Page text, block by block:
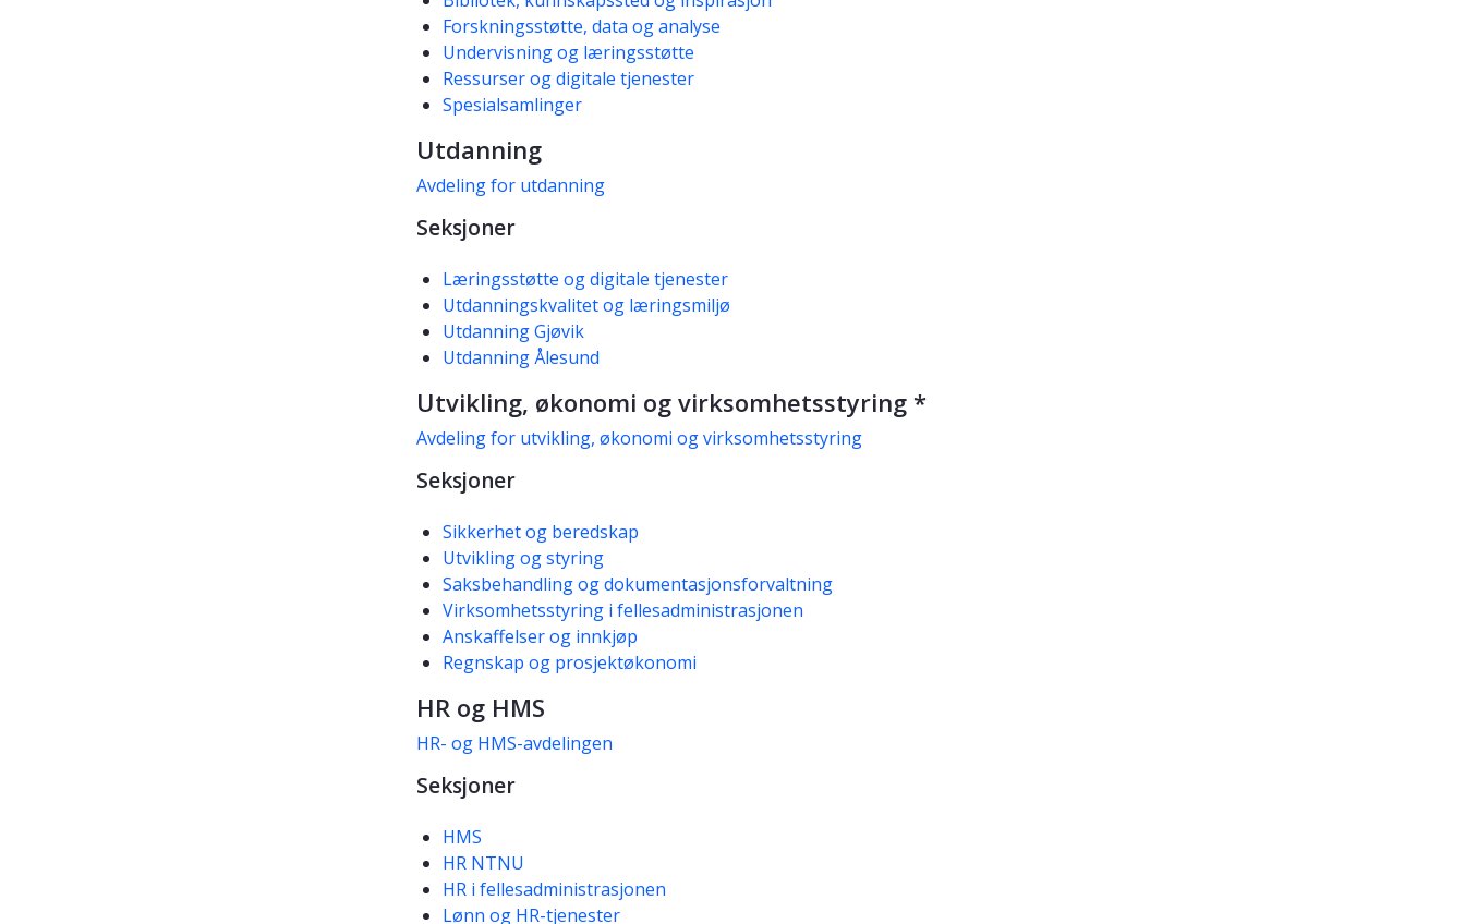
Forskningsstøtte, data og analyse
Undervisning og læringsstøtte
Ressurser og digitale tjenester
Spesialsamlinger
Utdanning
Avdeling for utdanning
Seksjoner
Læringsstøtte og digitale tjenester
Utdanningskvalitet og læringsmiljø
Utdanning Gjøvik
Utdanning Ålesund
Utvikling, økonomi og virksomhetsstyring *
Avdeling for utvikling, økonomi og virksomhetsstyring
Seksjoner
Sikkerhet og beredskap
Utvikling og styring
Saksbehandling og dokumentasjonsforvaltning
Virksomhetsstyring i fellesadministrasjonen
Anskaffelser og innkjøp
Regnskap og prosjektøkonomi
HR og HMS
HR- og HMS-avdelingen
Seksjoner
HMS
HR NTNU
HR i fellesadministrasjonen
Lønn og HR-tjenester